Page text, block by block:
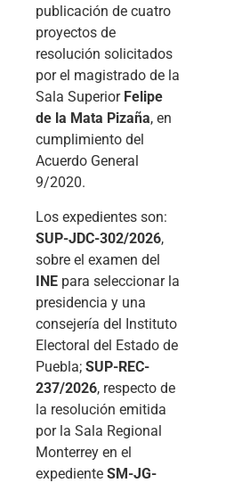
publicación de cuatro
proyectos de
resolución solicitados
por el magistrado de la
Sala Superior Felipe
de la Mata Pizaña, en
cumplimiento del
Acuerdo General
9/2020.
Los expedientes son:
SUP-JDC-302/2026,
sobre el examen del
INE para seleccionar la
presidencia y una
consejería del Instituto
Electoral del Estado de
Puebla; SUP-REC-
237/2026, respecto de
la resolución emitida
por la Sala Regional
Monterrey en el
expediente SM-JG-